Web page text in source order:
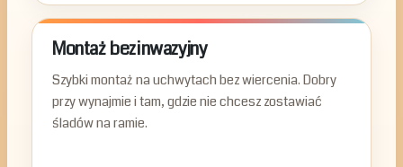
Montaż bezinwazyjny
Szybki montaż na uchwytach bez wiercenia. Dobry
przy wynajmie i tam, gdzie nie chcesz zostawiać
śladów na ramie.